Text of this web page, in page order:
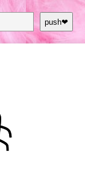
push❤︎